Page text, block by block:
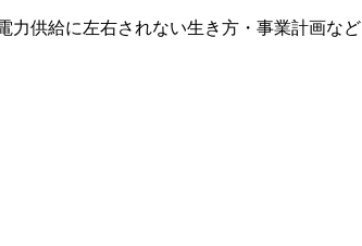
力供給に左右されない生き方・事業計画など